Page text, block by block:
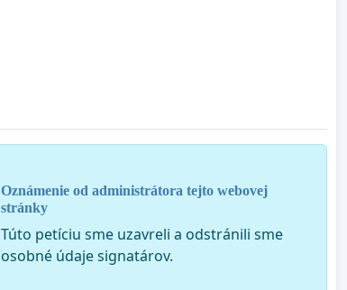
Oznámenie od administrátora tejto webovej
stránky
Túto petíciu sme uzavreli a odstránili sme
osobné údaje signatárov.